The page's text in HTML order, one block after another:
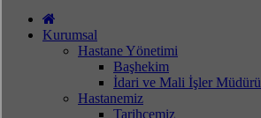
Kurumsal
Hastane Yönetimi
Başhekim
İdari ve Mali İşler Müdürü
Hastanemiz
Tarihçemiz